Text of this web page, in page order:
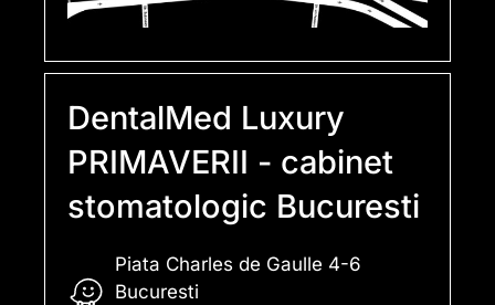
DentalMed Luxury
PRIMAVERII - cabinet
stomatologic Bucuresti
Piata Charles de Gaulle 4-6
Bucuresti